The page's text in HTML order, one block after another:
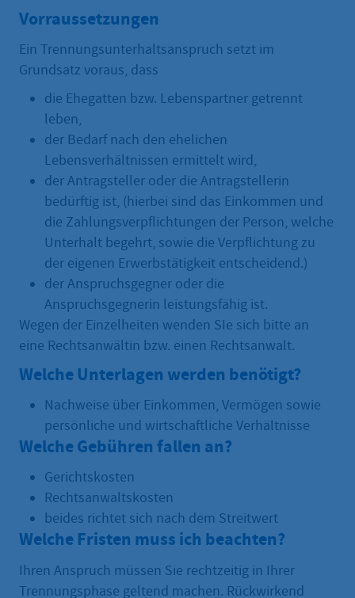
Vorraussetzungen
Ein Trennungsunterhaltsanspruch setzt im
Grundsatz voraus, dass
die Ehegatten bzw. Lebenspartner getrennt
leben,
der Bedarf nach den ehelichen
Lebensverhältnissen ermittelt wird,
der Antragsteller oder die Antragstellerin
bedürftig ist, (hierbei sind das Einkommen und
die Zahlungsverpflichtungen der Person, welche
Unterhalt begehrt, sowie die Verpflichtung zu
der eigenen Erwerbstätigkeit entscheidend.)
der Anspruchsgegner oder die
Anspruchsgegnerin leistungsfähig ist.
Wegen der Einzelheiten wenden SIe sich bitte an
eine Rechtsanwältin bzw. einen Rechtsanwalt.
Welche Unterlagen werden benötigt?
Nachweise über Einkommen, Vermögen sowie
persönliche und wirtschaftliche Verhältnisse
Welche Gebühren fallen an?
Gerichtskosten
Rechtsanwaltskosten
beides richtet sich nach dem Streitwert
Welche Fristen muss ich beachten?
Ihren Anspruch müssen Sie rechtzeitig in Ihrer
Trennungsphase geltend machen. Rückwirkend